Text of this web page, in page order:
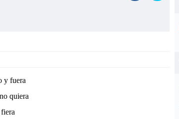
y fuera
quiera